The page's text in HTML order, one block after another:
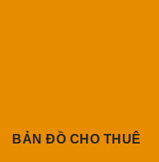
BẢN ĐỒ CHO THUÊ